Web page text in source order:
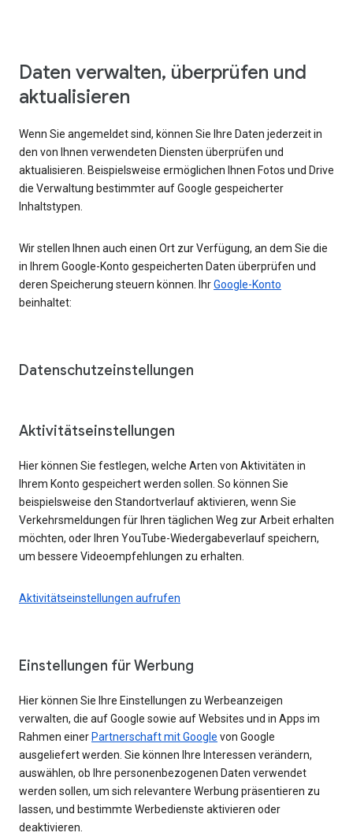
Daten verwalten, überprüfen und
aktualisieren
Wenn Sie angemeldet sind, können Sie Ihre Daten jederzeit in
den von Ihnen verwendeten Diensten überprüfen und
aktualisieren. Beispielsweise ermöglichen Ihnen Fotos und Drive
die Verwaltung bestimmter auf Google gespeicherter
Inhaltstypen.
Wir stellen Ihnen auch einen Ort zur Verfügung, an dem Sie die
in Ihrem Google-Konto gespeicherten Daten überprüfen und
deren Speicherung steuern können. IhrGoogle-Konto
beinhaltet:
Datenschutzeinstellungen
Aktivitätseinstellungen
Hier können Sie festlegen, welche Arten von Aktivitäten in
Ihrem Konto gespeichert werden sollen. So können Sie
beispielsweise den Standortverlauf aktivieren, wenn Sie
Verkehrsmeldungen für Ihren täglichen Weg zur Arbeit erhalten
möchten, oder Ihren YouTube-Wiedergabeverlauf speichern,
um bessere Videoempfehlungen zu erhalten.
Aktivitätseinstellungen aufrufen
Einstellungen für Werbung
Hier können Sie Ihre Einstellungen zu Werbeanzeigen
verwalten, die auf Google sowie auf Websites und in Apps im
Rahmen einer Partnerschaft mit Google von Google
ausgeliefert werden. Sie können Ihre Interessen verändern,
auswählen, ob Ihre personenbezogenen Daten verwendet
werden sollen, um sich relevantere Werbung präsentieren zu
lassen, und bestimmte Werbedienste aktivieren oder
deaktivieren.